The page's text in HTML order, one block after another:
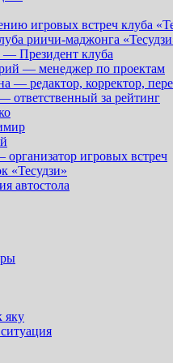
игровых встреч клуба
риичи-маджонга
Президент клуба
— менеджер по проектам
— редактор, корректор,
ответственный за рейтинг
игровых встреч
«Тесудзи»
автостола
яку